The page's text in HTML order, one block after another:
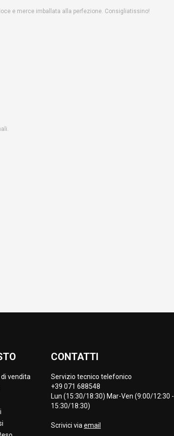
e merce imballata alla perfezione. Consigliatissino!
vendita
CONTATTI
Servizio tecnico telefonico
+39 071 688548
Lun (15:30/18:30) Mar-Ven (9:00/12:30 -
15:30/18:30)
Scrivici viaemail